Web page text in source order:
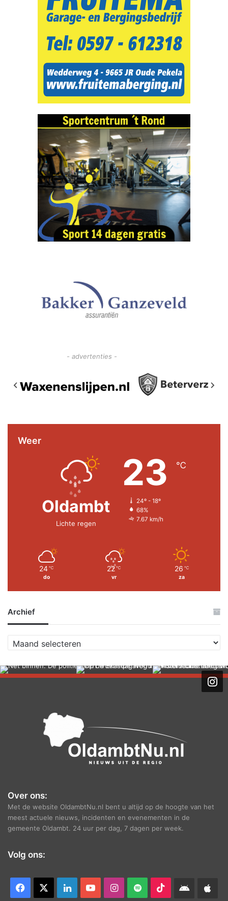
- advertenties -
Weer
Oldambt
Lichte regen
23 ℃
24º - 18º
68%
7.67 km/h
24 ℃
do
22 ℃
vr
26 ℃
za
Archief
r
h
Over ons:
Met de website OldambtNu.nl bent u altijd op de hoogte van het
meest actuele nieuws, incidenten en evenementen in de
gemeente Oldambt. 24 uur per dag, 7 dagen per week.
Volg ons:
Facebook LinkedInYouTubeInstagram
Spotify TikTokAndroid